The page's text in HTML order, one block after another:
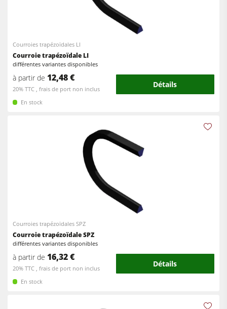
Equipements d'Atelier
Automatisation & Manutention des matériaux
Gestion de projet
Courroies trapézoïdales LI
Courroie trapézoïdale LI
différentes variantes disponibles
à partir de 12,48 €
20% TTC , frais de port non inclus Détails
En stock
Courroies trapézoïdales SPZ
Courroie trapézoïdale SPZ
différentes variantes disponibles
à partir de 16,32 €
20% TTC , frais de port non inclus Détails
En stock